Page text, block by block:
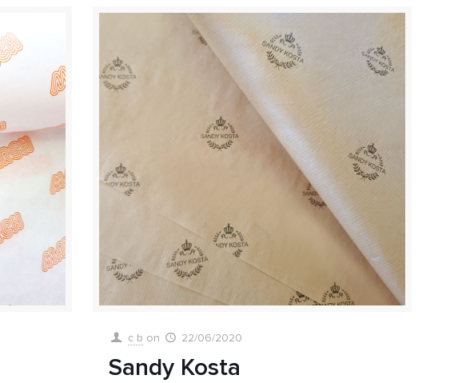
c b on 22/06/2020
Sandy Kosta